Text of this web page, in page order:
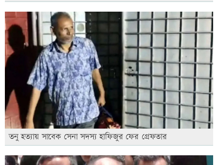
তনু হত্যায় সাবেক সেনা সদস্য হাফিজুর ফের গ্রেফতার